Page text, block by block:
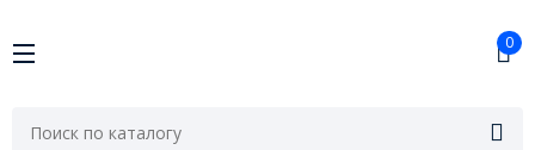
0